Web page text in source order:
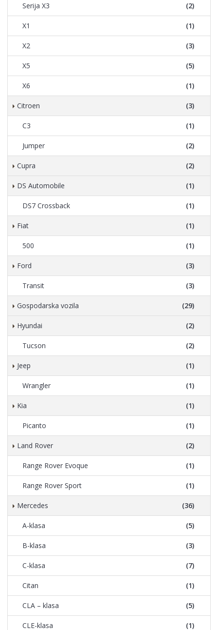
Serija X3 (2)
X1 (1)
X2 (3)
X5 (5)
X6 (1)
Citroen (3)
C3 (1)
Jumper (2)
Cupra (2)
DS Automobile (1)
DS7 Crossback (1)
Fiat (1)
500 (1)
Ford (3)
Transit (3)
Gospodarska vozila (29)
Hyundai (2)
Tucson (2)
Jeep (1)
Wrangler (1)
Kia (1)
Picanto (1)
Land Rover (2)
Range Rover Evoque (1)
Range Rover Sport (1)
Mercedes (36)
A-klasa (5)
B-klasa (3)
C-klasa (7)
Citan (1)
CLA – klasa (5)
CLE-klasa (1)